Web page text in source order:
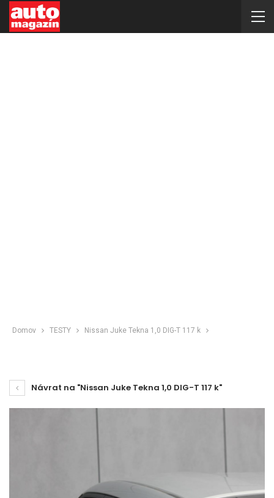
Domov TESTY Nissan Juke Tekna 1,0 DIG-T 117 k
Návrat na "Nissan Juke Tekna 1,0 DIG-T 117 k"